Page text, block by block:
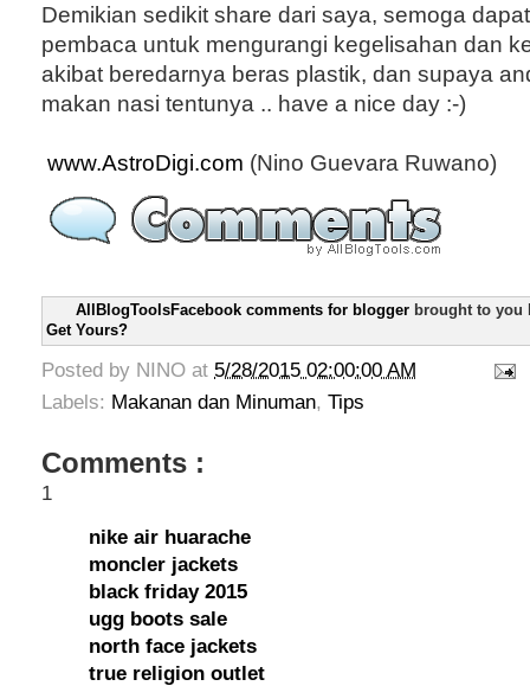
Demikian sedikit share dari saya, semoga
pembaca untuk mengurangi kegelisahan dan
akibat beredarnya beras plastik, dan supaya
makan nasi tentunya .. have a nice day :-)
www.AstroDigi.com (Nino Guevara Ruwano)
AllBlogToolsFacebook comments for blogger brought to you
Get Yours?
Posted by NINO at 5/28/2015 02:00:00 AM
Labels: Makanan dan Minuman, Tips
Comments :
1
nike air huarache
moncler jackets
black friday 2015
ugg boots sale
north face jackets
true religion outlet